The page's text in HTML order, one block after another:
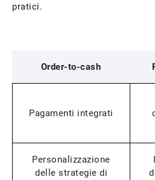
pratici.
Order-to-cash
Pagamenti integrati
Personalizzazione
delle strategie di